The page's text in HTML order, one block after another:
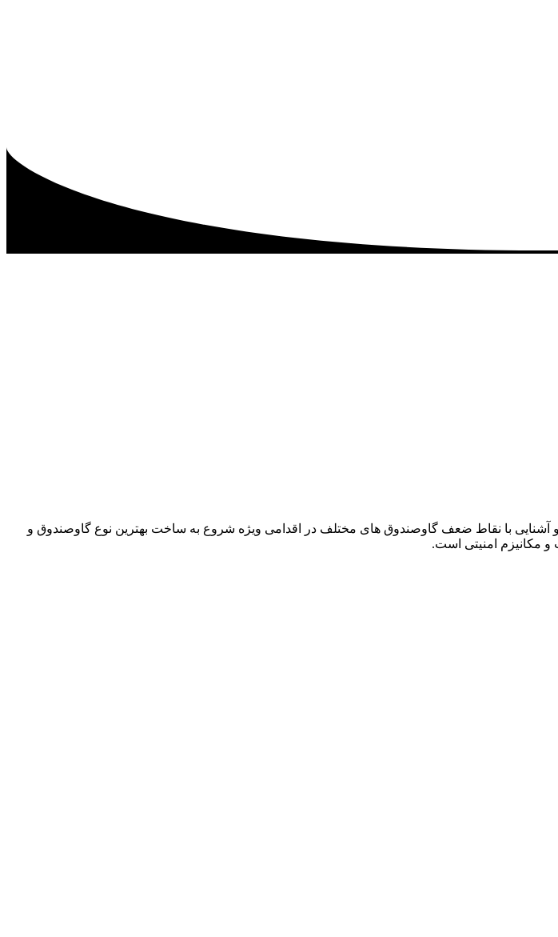
و آشنایی با نقاط ضعف گاوصندوق های مختلف در اقدامی ویژه شروع به ساخت بهترین نوع گاوصندوق و